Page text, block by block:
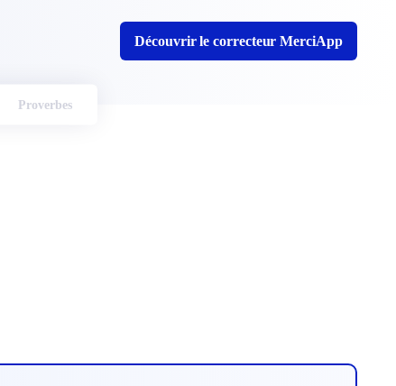
Découvrir le correcteur MerciApp
Proverbes